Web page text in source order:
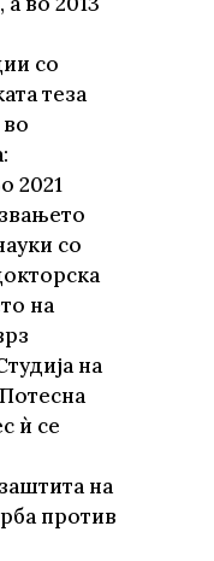
со
теза
2021
со
на
на
ѝ се
на
против